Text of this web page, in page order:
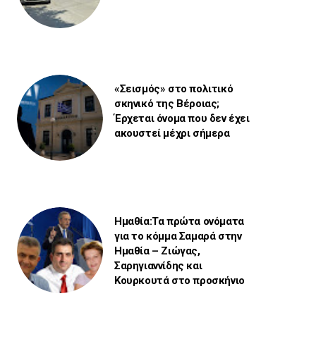
«Σεισμός» στο πολιτικό
σκηνικό της Βέροιας;
Έρχεται όνομα που δεν έχει
ακουστεί μέχρι σήμερα
Ημαθία:Τα πρώτα ονόματα
για το κόμμα Σαμαρά στην
Ημαθία – Ζιώγας,
Σαρηγιαννίδης και
Κουρκουτά στο προσκήνιο